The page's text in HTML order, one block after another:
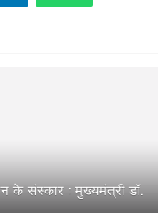
के संस्कार : मुख्यमंत्री डॉ.